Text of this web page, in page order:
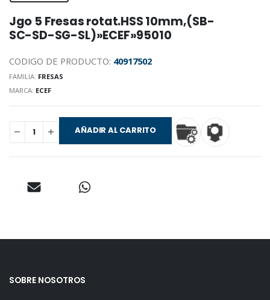
Jgo 5 Fresas rotat.HSS 10mm,(SB-
SC-SD-SG-SL)»ECEF»95010
CODIGO DE PRODUCTO: 40917502
FAMILIA: FRESAS
MARCA: ECEF
AÑADIR AL CARRITO
SOBRE NOSOTROS